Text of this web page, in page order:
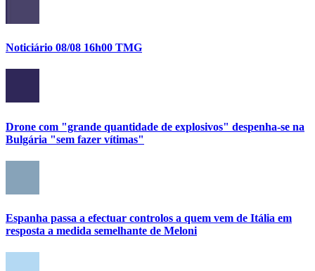
Noticiário 08/08 16h00 TMG
Drone com "grande quantidade de explosivos" despenha-se na
Bulgária "sem fazer vítimas"
Espanha passa a efectuar controlos a quem vem de Itália em
resposta a medida semelhante de Meloni